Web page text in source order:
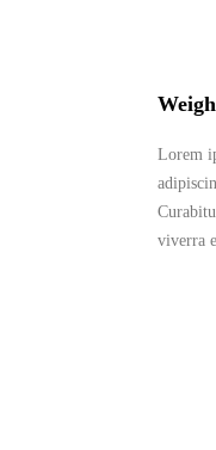
Lorem
viverra